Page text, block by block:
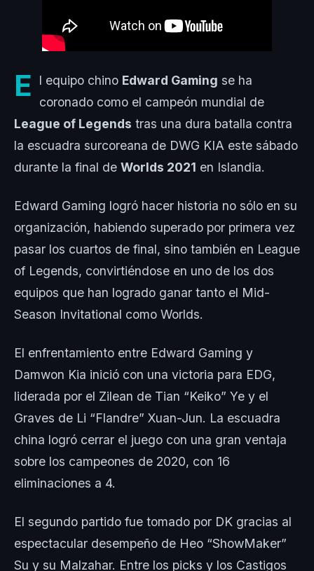
E l equipo chino Edward Gaming se ha
coronado como el campeón mundial de
League of Legends tras una dura batalla contra
la escuadra surcoreana de DWG KIA este sábado
durante la final de Worlds 2021 en Islandia.
Edward Gaming logró hacer historia no sólo en su
organización, habiendo superado por primera vez
pasar los cuartos de final, sino también en League
of Legends, convirtiéndose en uno de los dos
equipos que han logrado ganar tanto el Mid-
Season Invitational como Worlds.
El enfrentamiento entre Edward Gaming y
Damwon Kia inició con una victoria para EDG,
liderada por el Zilean de Tian “Keiko” Ye y el
Graves de Li “Flandre” Xuan-Jun. La escuadra
china logró cerrar el juego con una gran ventaja
sobre los campeones de 2020, con 16
eliminaciones a 4.
El segundo partido fue tomado por DK gracias al
espectacular desempeño de Heo “ShowMaker”
Su y su Malzahar. Entre los picks y los Castigos